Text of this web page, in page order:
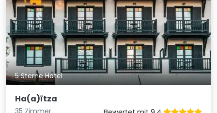
5 Sterne Hotel
Ha(a)ïtza